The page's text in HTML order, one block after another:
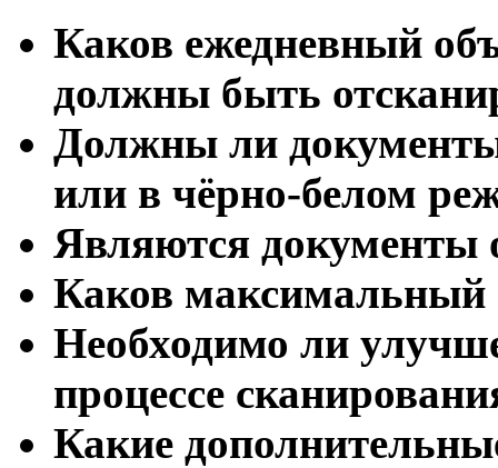
Каков ежедневный
должны быть
Должны ли
или в чёрно-белом
Являются документы
Каков максимальный
Необходимо ли
процессе
Какие